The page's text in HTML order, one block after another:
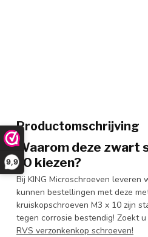
9,9
Productomschrijving
Waarom deze zwart
10 kiezen?
Bij KING Microschroeven leveren
kunnen bestellingen met deze
kruiskopschroeven M3 x 10 zijn
tegen corrosie bestendig! Zoekt
RVS verzonkenkop schroeven!